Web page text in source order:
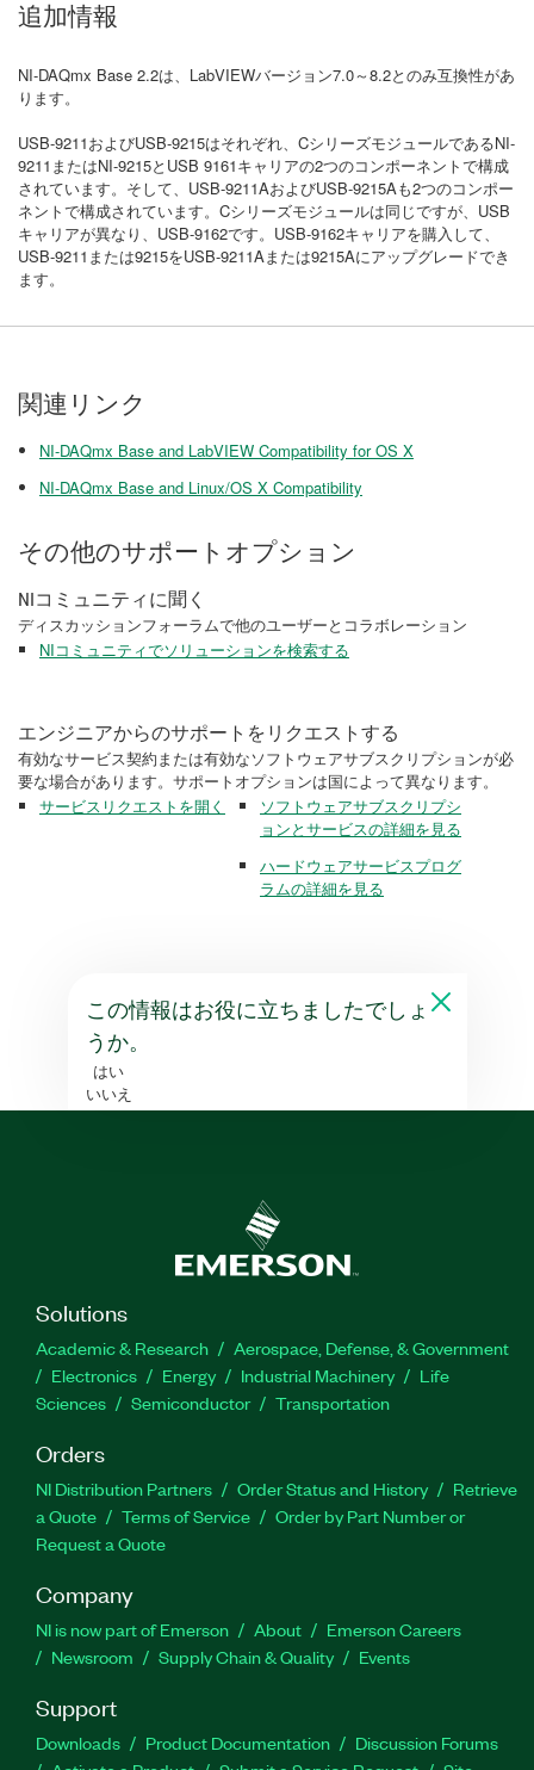
追加情報
NI-DAQmx Base 2.2は、LabVIEWバージョン7.0～8.2とのみ互換性があ
ります。
USB-9211およびUSB-9215はそれぞれ、CシリーズモジュールであるNI-
9211またはNI-9215とUSB 9161キャリアの2つのコンポーネントで構成
されています。そして、USB-9211AおよびUSB-9215Aも2つのコンポー
ネントで構成されています。Cシリーズモジュールは同じですが、USB
キャリアが異なり、USB-9162です。USB-9162キャリアを購入して、
USB-9211または9215をUSB-9211Aまたは9215Aにアップグレードでき
ます。
関連リンク
NI-DAQmx Base and LabVIEW Compatibility for OS X
NI-DAQmx Base and Linux/OS X Compatibility
その他のサポートオプション
NIコミュニティに聞く
ディスカッションフォーラムで他のユーザーとコラボレーション
NIコミュニティでソリューションを検索する
エンジニアからのサポートをリクエストする
有効なサービス契約または有効なソフトウェアサブスクリプションが必
要な場合があります。サポートオプションは国によって異なります。
サービスリクエストを開く
ソフトウェアサブスクリプシ
ョンとサービスの詳細を見る
ハードウェアサービスプログ
ラムの詳細を見る
この情報はお役に立ちましたでしょ
うか。
はい
いいえ
Solutions
Academic & Research
Aerospace, Defense, & Government
Electronics
Energy Industrial Machinery
Life
Sciences
Semiconductor Transportation
Orders
NI Distribution Partners Order Status and History
Retrieve
a Quote
Terms of Service
Order by Part Number or
Request a Quote
Company
NI is now part of Emerson About
Emerson Careers
Newsroom
Supply Chain & Quality Events
Support
Downloads Product Documentation
Discussion Forums